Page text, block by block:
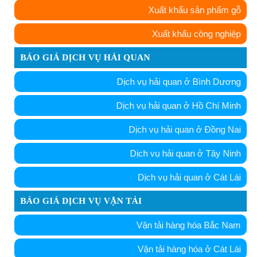
Xuất khẩu sản phẩm gỗ
Xuất khẩu công nghiệp
BÁO GIÁ DỊCH VỤ HẢI QUAN
Dịch vụ hải quan ở Bình Dương
Dịch vụ hải quan ở Hồ Chí Minh
Dịch vụ hải quan ở Đồng Nai
Dịch vụ hải quan ở Tây Ninh
Dịch vụ hải quan ở Cát Lái
BÁO GIÁ DỊCH VỤ VẬN TẢI
Vận tải hàng hóa Bắc Nam
Vận tải hàng hóa ở Cát Lái